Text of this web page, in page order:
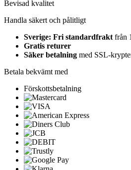
Bevisad kvalitet
Handla säkert och pålitligt
Sverige: Fri standardfrakt från
Gratis returer
Säker betalning med SSL-
Betala bekvämt med
Förskottsbetalning